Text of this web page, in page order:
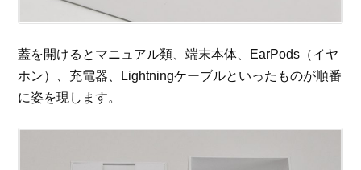
蓋を開けるとマニュアル類、端末本体、EarPods（イヤ
ホン）、充電器、Lightningケーブルといったものが順番
に姿を現します。